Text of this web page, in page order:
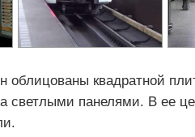
квадратной
светлыми панелями. В ее